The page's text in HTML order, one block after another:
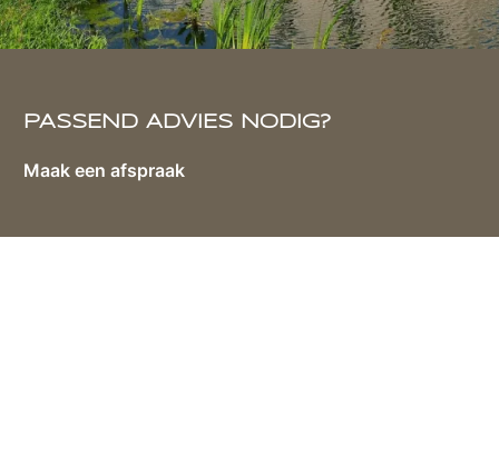
PASSEND ADVIES NODIG?
Maak een afspraak